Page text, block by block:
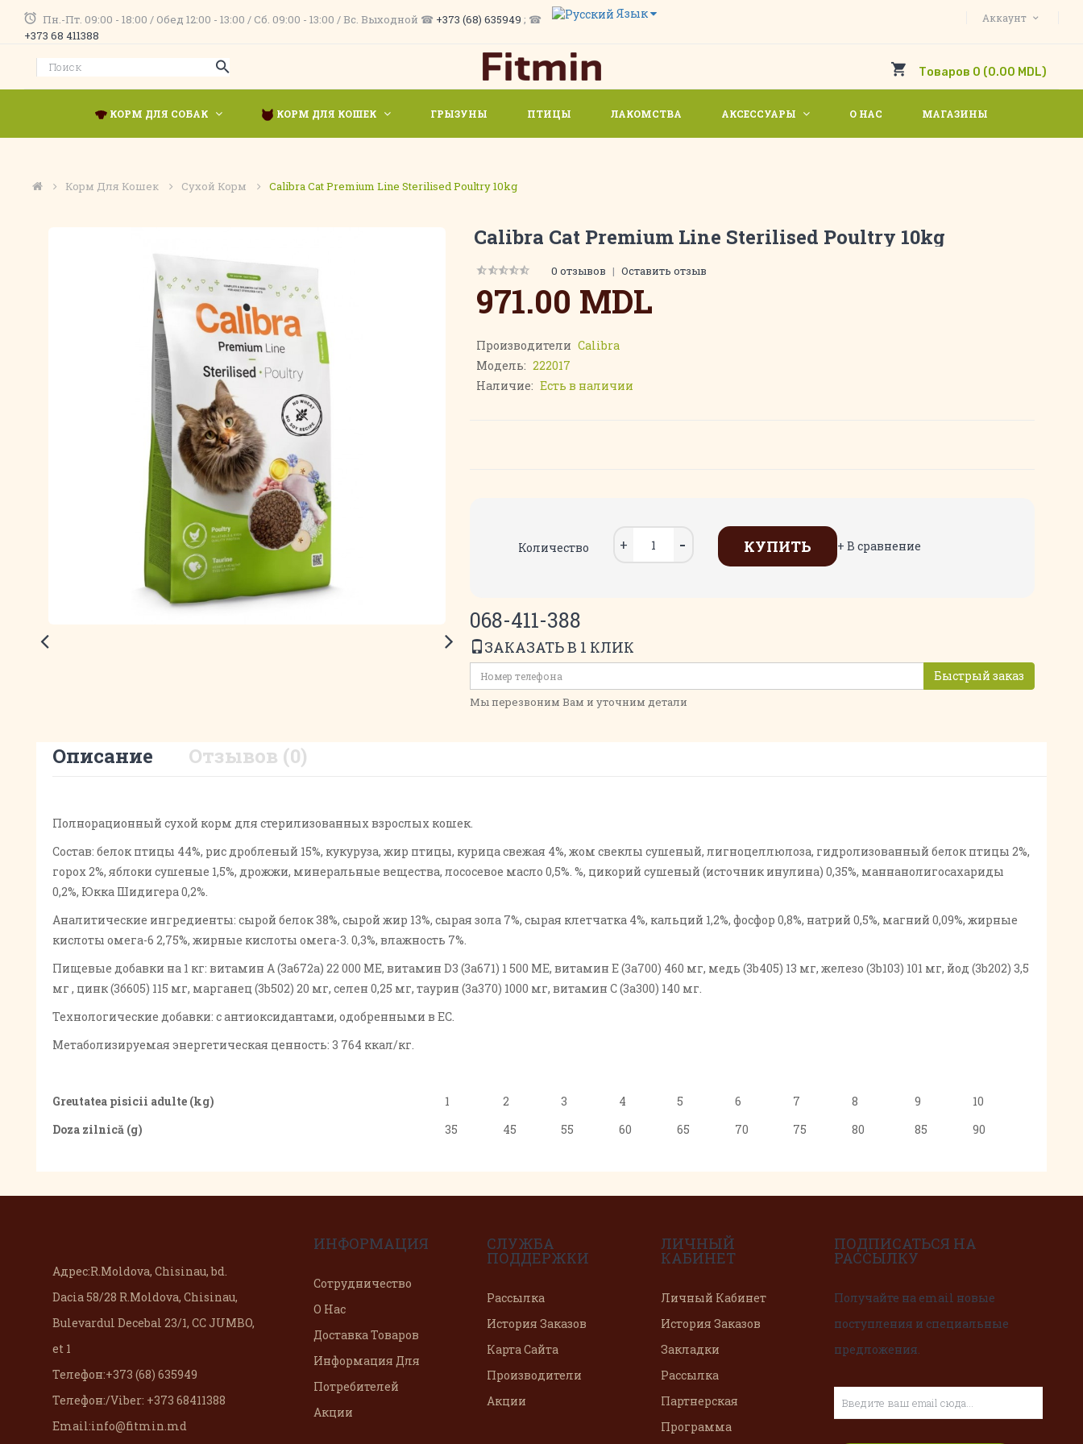
Пн.-Пт. 09:00 - 18:00 / Обед 12:00 - 13:00 / Сб. 09:00 - 13:00 / Вс. Выходной ☎ +373 (68) 635949 ; ☎
+373 68 411388
Аккаунт
Язык
Товаров 0 (0.00 MDL)
КОРМ ДЛЯ СОБАК КОРМ ДЛЯ КОШЕК ГРЫЗУНЫ ПТИЦЫ ЛАКОМСТВА АКСЕССУАРЫ О НАС МАГАЗИНЫ
Корм Для Кошек Сухой Корм Calibra Cat Premium Line Sterilised Poultry 10kg
Calibra Cat Premium Line Sterilised Poultry 10kg
0 отзывов | Оставить отзыв
971.00 MDL
Производители Calibra
Модель: 222017
Наличие: Есть в наличии
Количество КУПИТЬ + В сравнение
068-411-388
ЗАКАЗАТЬ В 1 КЛИК
Быстрый заказ
Мы перезвоним Вам и уточним детали
Описание Отзывов (0)
Полнорационный сухой корм для стерилизованных взрослых кошек.
Состав: белок птицы 44%, рис дробленый 15%, кукуруза, жир птицы, курица свежая 4%, жом свеклы сушеный, лигноцеллюлоза, гидролизованный белок птицы 2%,
горох 2%, яблоки сушеные 1,5%, дрожжи, минеральные вещества, лососевое масло 0,5%. %, цикорий сушеный (источник инулина) 0,35%, маннанолигосахариды
0,2%, Юкка Шидигера 0,2%.
Аналитические ингредиенты: сырой белок 38%, сырой жир 13%, сырая зола 7%, сырая клетчатка 4%, кальций 1,2%, фосфор 0,8%, натрий 0,5%, магний 0,09%, жирные
кислоты омега-6 2,75%, жирные кислоты омега-3. 0,3%, влажность 7%.
Пищевые добавки на 1 кг: витамин А (3а672а) 22 000 МЕ, витамин D3 (3а671) 1 500 МЕ, витамин Е (3а700) 460 мг, медь (3b405) 13 мг, железо (3b103) 101 мг, йод (3b202) 3,5
мг , цинк (3б605) 115 мг, марганец (3b502) 20 мг, селен 0,25 мг, таурин (3a370) 1000 мг, витамин С (3a300) 140 мг.
Технологические добавки: с антиоксидантами, одобренными в ЕС.
Метаболизируемая энергетическая ценность: 3 764 ккал/кг.
Greutatea pisicii adulte (kg) 1 2 3 4 5 6 7 8 9
10
Doza zilnică (g)
35 45 55 60 65 70 75 80 85 90
Адрес:R.Moldova, Chisinau, bd.
Dacia 58/28 R.Moldova, Chisinau,
Bulevardul Decebal 23/1, CC JUMBO,
et 1
Телефон:+373 (68) 635949
Телефон:/Viber: +373 68411388
Email:info@fitmin.md
ИНФОРМАЦИЯ
Сотрудничество
О Нас
Доставка Товаров
Информация Для
Потребителей
Акции
СЛУЖБА
ПОДДЕРЖКИ
Рассылка
История Заказов
Карта Сайта
Производители
Акции
ЛИЧНЫЙ
КАБИНЕТ
Личный Кабинет
История Заказов
Закладки
Рассылка
Партнерская
Программа
ПОДПИСАТЬСЯ НА
РАССЫЛКУ
Получайте на email новые
поступления и специальные
предложения.